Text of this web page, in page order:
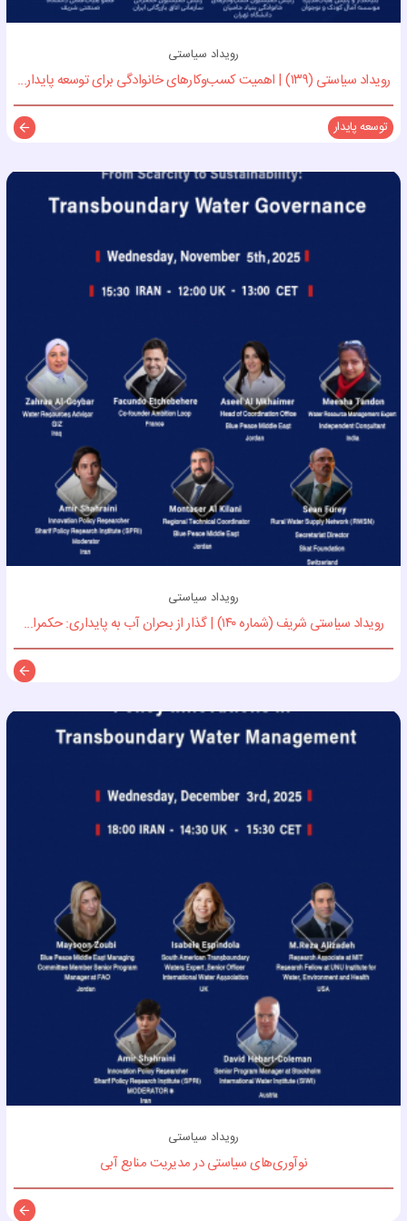
رویداد سیاستی
رویداد سیاستی (۱۳۹) | اهمیت کسب‌وکارهای خانوادگی برای توسعه پایدار...
توسعه پایدار
رویداد سیاستی
رویداد سیاستی شریف (شماره ۱۴۰) | گذار از بحران آب به پایداری: حکمرا...
رویداد سیاستی
نوآوری‌های سیاستی در مدیریت منابع آبی